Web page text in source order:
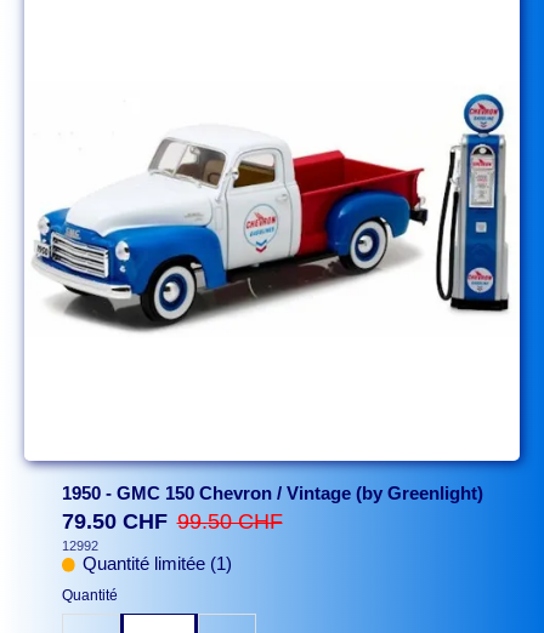
1950 - GMC 150 Chevron / Vintage (by Greenlight)
79.50 CHF 99.50 CHF
12992
Quantité limitée (1)
Quantité